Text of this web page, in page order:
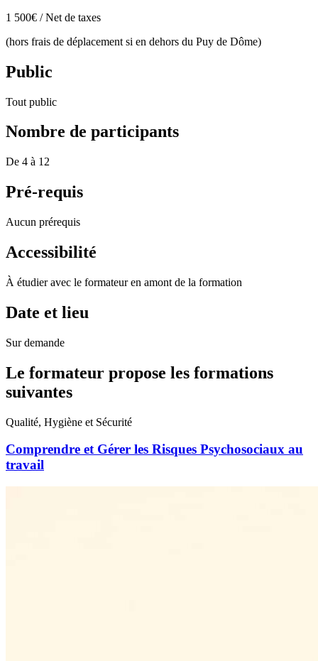
1 500€ / Net de taxes
(hors frais de déplacement si en dehors du Puy de Dôme)
Public
Tout public
Nombre de participants
De 4 à 12
Pré-requis
Aucun prérequis
Accessibilité
À étudier avec le formateur en amont de la formation
Date et lieu
Sur demande
Le formateur propose les formations
suivantes
Qualité, Hygiène et Sécurité
Comprendre et Gérer les Risques Psychosociaux au
travail